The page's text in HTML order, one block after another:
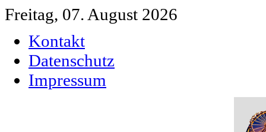
Freitag, 07. August 2026
Kontakt
Datenschutz
Impressum